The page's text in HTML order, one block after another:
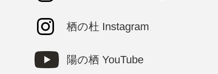
栖の杜 Instagram
陽の栖 YouTube